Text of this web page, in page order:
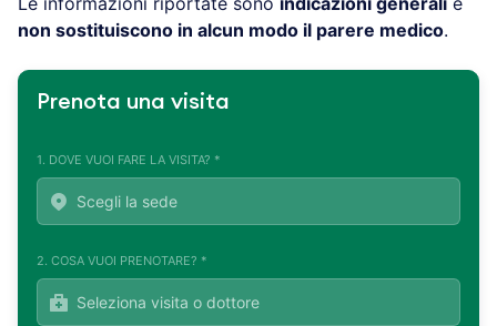
non sostituiscono in alcun modo il parere medico.
Prenota una visita
1. DOVE VUOI FARE LA VISITA? *
2. COSA VUOI PRENOTARE? *